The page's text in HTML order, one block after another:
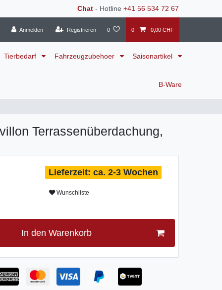
Chat - Hotline +41 56 534 72 67
Anmelden Registrieren 0 0 0,00 CHF
Tierbedarf Fahrzeugzubehoer Saisonartikel
B-Ware
Terrassenüberdachung,
ca. 2-3 Wochen
Wunschliste
In den Warenkorb